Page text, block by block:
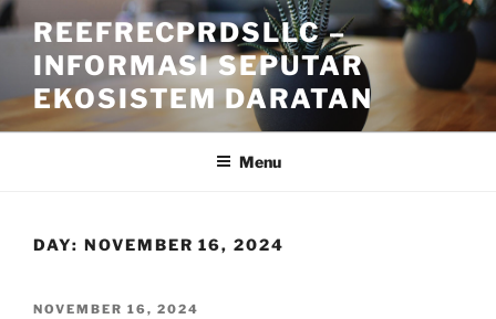
Skip
to
content
REEFRECPRDSLLC –
INFORMASI SEPUTAR
EKOSISTEM DARATAN
Menu
DAY: NOVEMBER 16, 2024
POSTED
NOVEMBER 16, 2024